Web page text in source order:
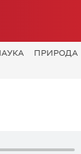
ПРИРОДА